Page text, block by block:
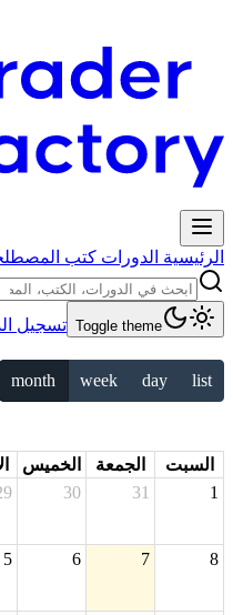
الرئيسية الدورات كتب
Toggle theme تسجيل
month week day list
الخميس الجمعة
السبت
30 31 1
5 6 7 8